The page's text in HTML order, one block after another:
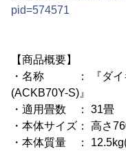
pid=574571
【商品概要】
・名称 ： 『ダイキ
(ACKB70Y-S)』
・適用畳数 ： 31畳
・本体サイズ： 高さ
・本体質量 ：